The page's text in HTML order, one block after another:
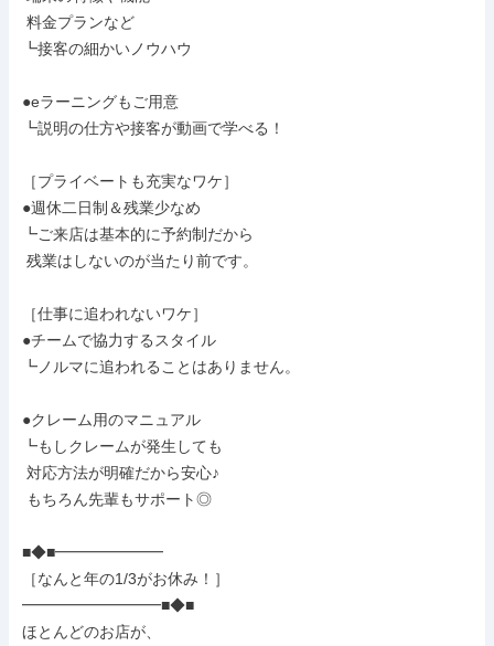
┗接客の細かいノウハウ
●eラーニングもご用意
┗説明の仕方や接客が動画で学べる！
［プライベートも充実なワケ］
●週休二日制＆残業少なめ
┗ご来店は基本的に予約制だから
［仕事に追われないワケ］
●チームで協力するスタイル
┗ノルマに追われることはありません。
●クレーム用のマニュアル
┗もしクレームが発生しても
■◆■━━━━━━━
［なんと年の1/3がお休み！］
━━━━━━━━━■◆■
ほとんどのお店が、